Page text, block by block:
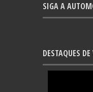
SIGA A
DESTAQUES